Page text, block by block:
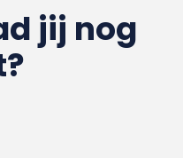
jij nog